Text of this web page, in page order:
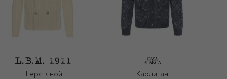
Шерстяной
Кардиган